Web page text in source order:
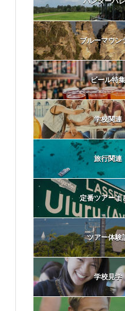
ブルーマウン
ビール特集
学校関連
旅行関連
定番ツアーま
ツアー体験
学校見学